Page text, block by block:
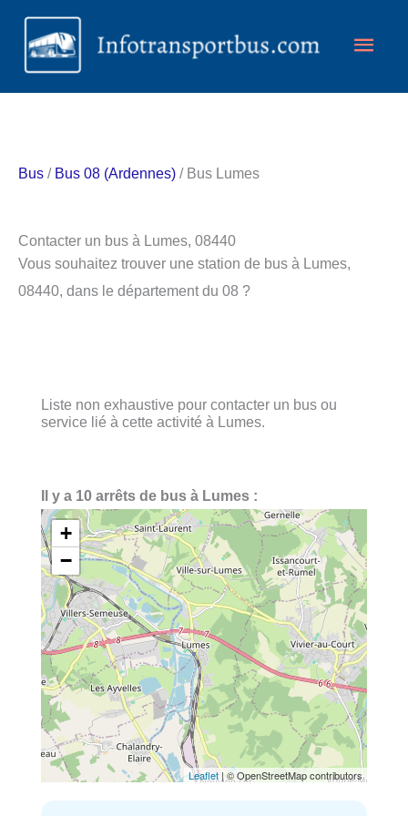
Aller
contenu
Bus / Bus 08 (Ardennes) / Bus Lumes
Contacter un bus à Lumes, 08440
Vous souhaitez trouver une station de bus à Lumes,
08440, dans le département du 08 ?
Liste non exhaustive pour contacter un bus ou
service lié à cette activité à Lumes.
Il y a 10 arrêts de bus à Lumes :
+
−
Leaflet| © OpenStreetMap contributors